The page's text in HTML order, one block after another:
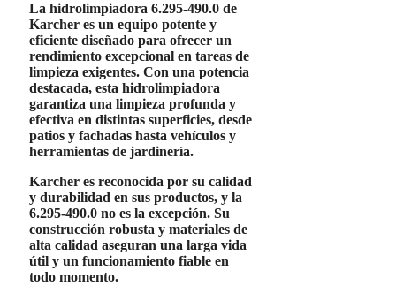
La hidrolimpiadora 6.295-490.0 de
Karcher es un equipo potente y
eficiente diseñado para ofrecer un
rendimiento excepcional en tareas de
limpieza exigentes. Con una potencia
destacada, esta hidrolimpiadora
garantiza una limpieza profunda y
efectiva en distintas superficies, desde
patios y fachadas hasta vehículos y
herramientas de jardinería.
Karcher es reconocida por su calidad
y durabilidad en sus productos, y la
6.295-490.0 no es la excepción. Su
construcción robusta y materiales de
alta calidad aseguran una larga vida
útil y un funcionamiento fiable en
todo momento.